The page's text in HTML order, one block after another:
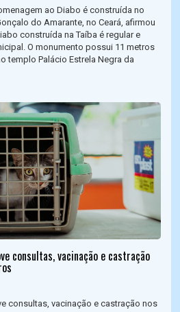
ao Diabo é construída no
do Amarante, no Ceará, afirmou
construída na Taíba é regular e
O monumento possui 11 metros
templo Palácio Estrela Negra da
consultas, vacinação e castração
consultas, vacinação e castração nos